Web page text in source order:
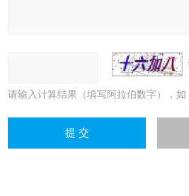
请输入计算结果（填写阿拉伯数字），如